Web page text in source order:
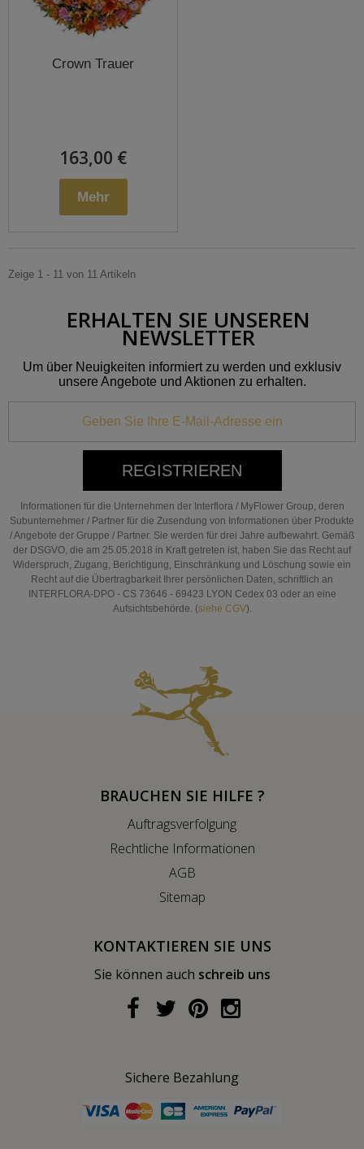
Crown Trauer
163,00 €
Mehr
Zeige 1 - 11 von 11 Artikeln
ERHALTEN SIE UNSEREN
NEWSLETTER
Um über Neuigkeiten informiert zu werden und exklusiv
unsere Angebote und Aktionen zu erhalten.
REGISTRIEREN
Informationen für die Unternehmen der Interflora / MyFlower Group, deren
Subunternehmer / Partner für die Zusendung von Informationen über Produkte
/ Angebote der Gruppe / Partner. Sie werden für drei Jahre aufbewahrt. Gemäß
der DSGVO, die am 25.05.2018 in Kraft getreten ist, haben Sie das Recht auf
Widerspruch, Zugang, Berichtigung, Einschränkung und Löschung sowie ein
Recht auf die Übertragbarkeit Ihrer persönlichen Daten, schriftlich an
INTERFLORA-DPO - CS 73646 - 69423 LYON Cedex 03 oder an eine
Aufsichtsbehörde. (siehe CGV).
BRAUCHEN SIE HILFE ?
Auftragsverfolgung
Rechtliche Informationen
AGB
Sitemap
KONTAKTIEREN SIE UNS
Sie können auch schreib uns
Sichere Bezahlung